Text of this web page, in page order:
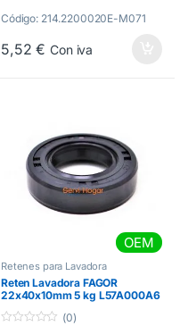
49046312,
Código: 214.2200020E-M071
5,52€ Con iva
OEM
Retenes para Lavadora
Reten Lavadora FAGOR
22x40x10mm 5 kg L57A000A6
(0)